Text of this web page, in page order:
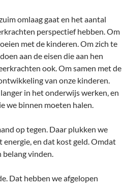
omlaag gaat en het aantal
perspectief hebben. Om
met de kinderen. Om zich te
aan de eisen die aan hen
ook. Om samen met de
van onze kinderen.
in het onderwijs werken, en
we binnen moeten halen.
op tegen. Daar plukken we
en dat kost geld. Omdat
belang vinden.
Dat hebben we afgelopen